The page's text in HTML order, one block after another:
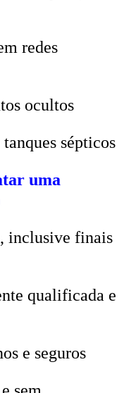
redes
ocultos
sépticos
uma
inclusive finais
qualificada e
e seguros